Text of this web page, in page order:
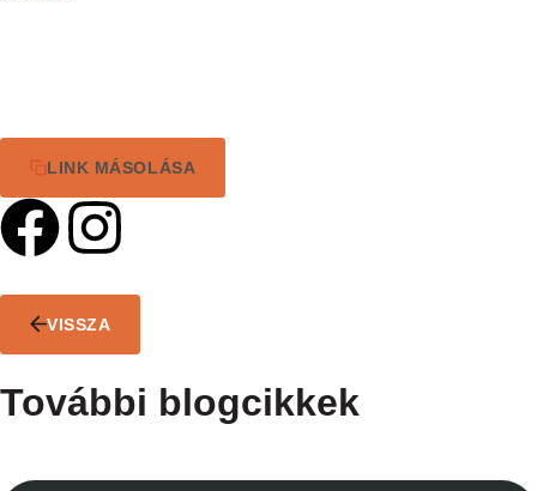
LINK MÁSOLÁSA
VISSZA
További blogcikkek